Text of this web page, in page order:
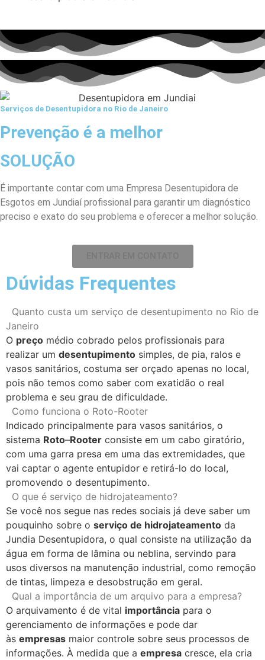
Serviços de Desentupidora no Rio de Janeiro
Prevenção é a melhor
SOLUÇÃO
É importante contar com uma Empresa Desentupidora de
Esgotos em Jundiaí profissional para garantir um diagnóstico
preciso e exato do seu problema e oferecer a melhor solução.
Dúvidas Frequentes
Quanto custa um serviço de desentupimento no Rio de
Janeiro
O preço médio cobrado pelos profissionais para
realizar um desentupimento simples, de pia, ralos e
vasos sanitários, costuma ser orçado apenas no local,
pois não temos como saber com exatidão o real
problema e seu grau de dificuldade.
Como funciona o Roto-Rooter
Indicado principalmente para vasos sanitários, o
sistema Roto–Rooter consiste em um cabo giratório,
com uma garra presa em uma das extremidades, que
vai captar o agente entupidor e retirá-lo do local,
promovendo o desentupimento.
O que é serviço de hidrojateamento?
Se você nos segue nas redes sociais já deve saber um
pouquinho sobre o serviço de hidrojateamento da
Jundia Desentupidora, o qual consiste na utilização da
água em forma de lâmina ou neblina, servindo para
usos diversos na manutenção industrial, como remoção
de tintas, limpeza e desobstrução em geral.
Qual a importância de um arquivo para a empresa?
O arquivamento é de vital importância para o
gerenciamento de informações e pode dar
às empresas maior controle sobre seus processos de
informações. À medida que a empresa cresce, ela cria